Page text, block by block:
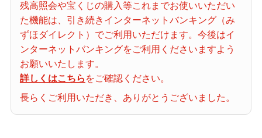
当せん番号案内
宝くじの購入・照会
宝くじ商品一覧
残高照会や宝くじの購入等これまでお使いいただい
た機能は、引き続きインターネットバンキング（み
ずほダイレクト）でご利用いただけます。今後はイ
ンターネットバンキングをご利用くださいますよう
お願いいたします。
詳しくはこちら をご確認ください。
長らくご利用いただき、ありがとうございました。